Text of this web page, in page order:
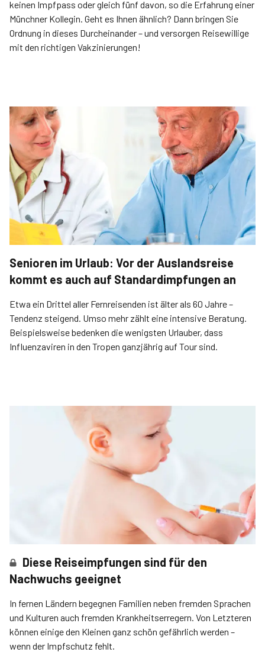
keinen Impfpass oder gleich fünf davon, so die Erfahrung einer
Münchner Kollegin. Geht es Ihnen ähnlich? Dann bringen Sie
Ordnung in dieses Durcheinander – und versorgen Reisewillige
mit den richtigen Vakzinierungen!
Senioren im Urlaub: Vor der Auslandsreise
kommt es auch auf Standardimpfungen an
Etwa ein Drittel aller Fernreisenden ist älter als 60 Jahre –
Tendenz steigend. Umso mehr zählt eine intensive Beratung.
Beispielsweise bedenken die wenigsten Urlauber, dass
Influenzaviren in den Tropen ganzjährig auf Tour sind.
Diese Reiseimpfungen sind für den
Nachwuchs geeignet
In fernen Ländern begegnen Familien neben fremden Sprachen
und Kulturen auch fremden Krankheitserregern. Von Letzteren
können einige den Kleinen ganz schön gefährlich werden –
wenn der Impfschutz fehlt.